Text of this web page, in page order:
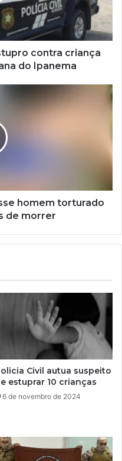
contra criança
do Ipanema
homem torturado
de morrer
Civil autua suspeito
estuprar 10 crianças
6 de novembro de 2024